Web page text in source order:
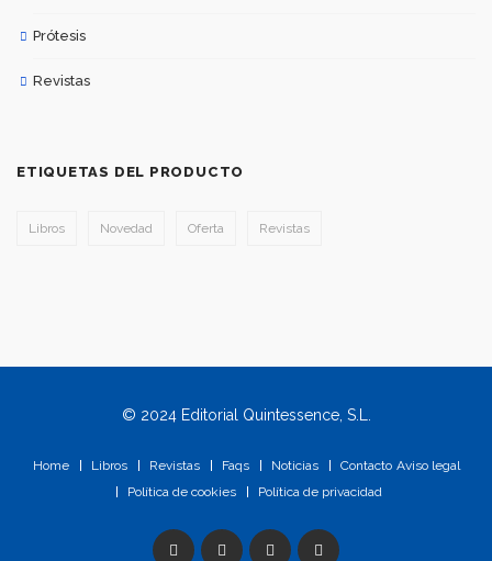
Prótesis
Revistas
ETIQUETAS DEL PRODUCTO
Libros Novedad Oferta Revistas
© 2024 Editorial Quintessence, S.L.
Home Libros Revistas Faqs Noticias Contacto Aviso legal
Política de cookies
Política de privacidad